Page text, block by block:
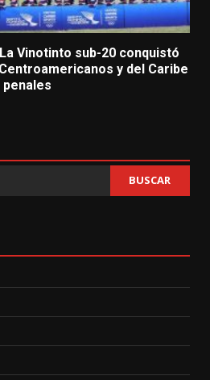
Vinotinto sub-20 conquistó
y del Caribe
BUSCAR